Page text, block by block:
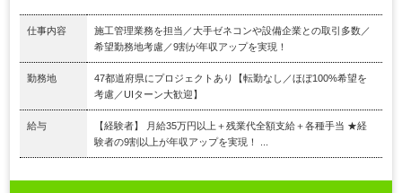
仕事内容
施工管理業務を担当／大手ゼネコンや設備企業との取引多数／
希望勤務地考慮／9割が年収アップを実現！
勤務地
47都道府県にプロジェクトあり【転勤なし／ほぼ100%希望を
考慮／UIターン大歓迎】
給与
【経験者】 月給35万円以上＋残業代全額支給＋各種手当 ★経
験者の9割以上が年収アップを実現！ ...